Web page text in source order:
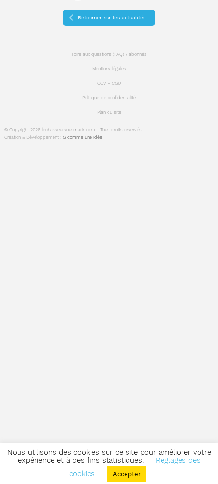
Retourner sur les actualités
© Copyright 2026 lechasseursousmarin.com - Tous droits réservés
Création & Développement :G comme une idée
Foire aux questions (FAQ) / abonnés
Mentions légales
CGV – CGU
Politique de confidentialité
Plan du site
Nous utilisons des cookies sur ce site pour améliorer votre
expérience et à des fins statistiques.
Réglages des
cookies
Accepter